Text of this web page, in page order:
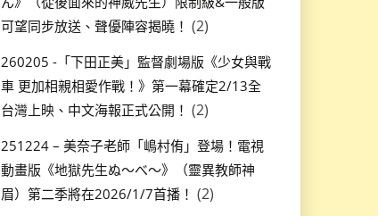
可望同步放送、聲優陣容揭曉！ (2)
260205 -「下田正美」監督劇場版《少女與戰
車 更加相親相愛作戰！》第一幕確定2/13全
台灣上映、中文海報正式公開！ (2)
251224 – 美奈子老師「嶋村侑」登場！電視
動畫版《地獄先生ぬ～べ～》（靈異教師神
眉）第二季將在2026/1/7首播！ (2)